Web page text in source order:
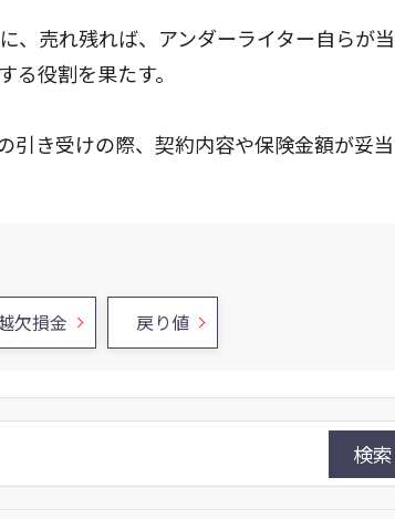
、売れ残れば、アンダーライター自らが
役割を果たす。
き受けの際、契約内容や保険金額が妥
欠損金 戻り値
検索